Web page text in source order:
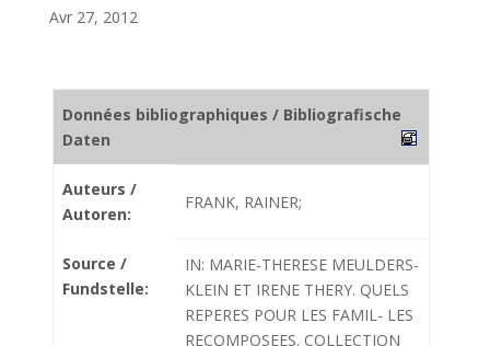
Avr 27, 2012
Données bibliographiques / Bibliografische
Daten
Auteurs /
Autoren:
FRANK, RAINER;
Source /
Fundstelle:
IN: MARIE-THERESE MEULDERS-
KLEIN ET IRENE THERY. QUELS
REPERES POUR LES FAMIL- LES
RECOMPOSEES. COLLECTION